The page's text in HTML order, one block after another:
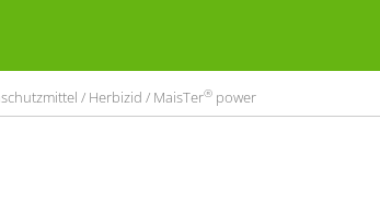
/ Herbizid / MaisTer® power